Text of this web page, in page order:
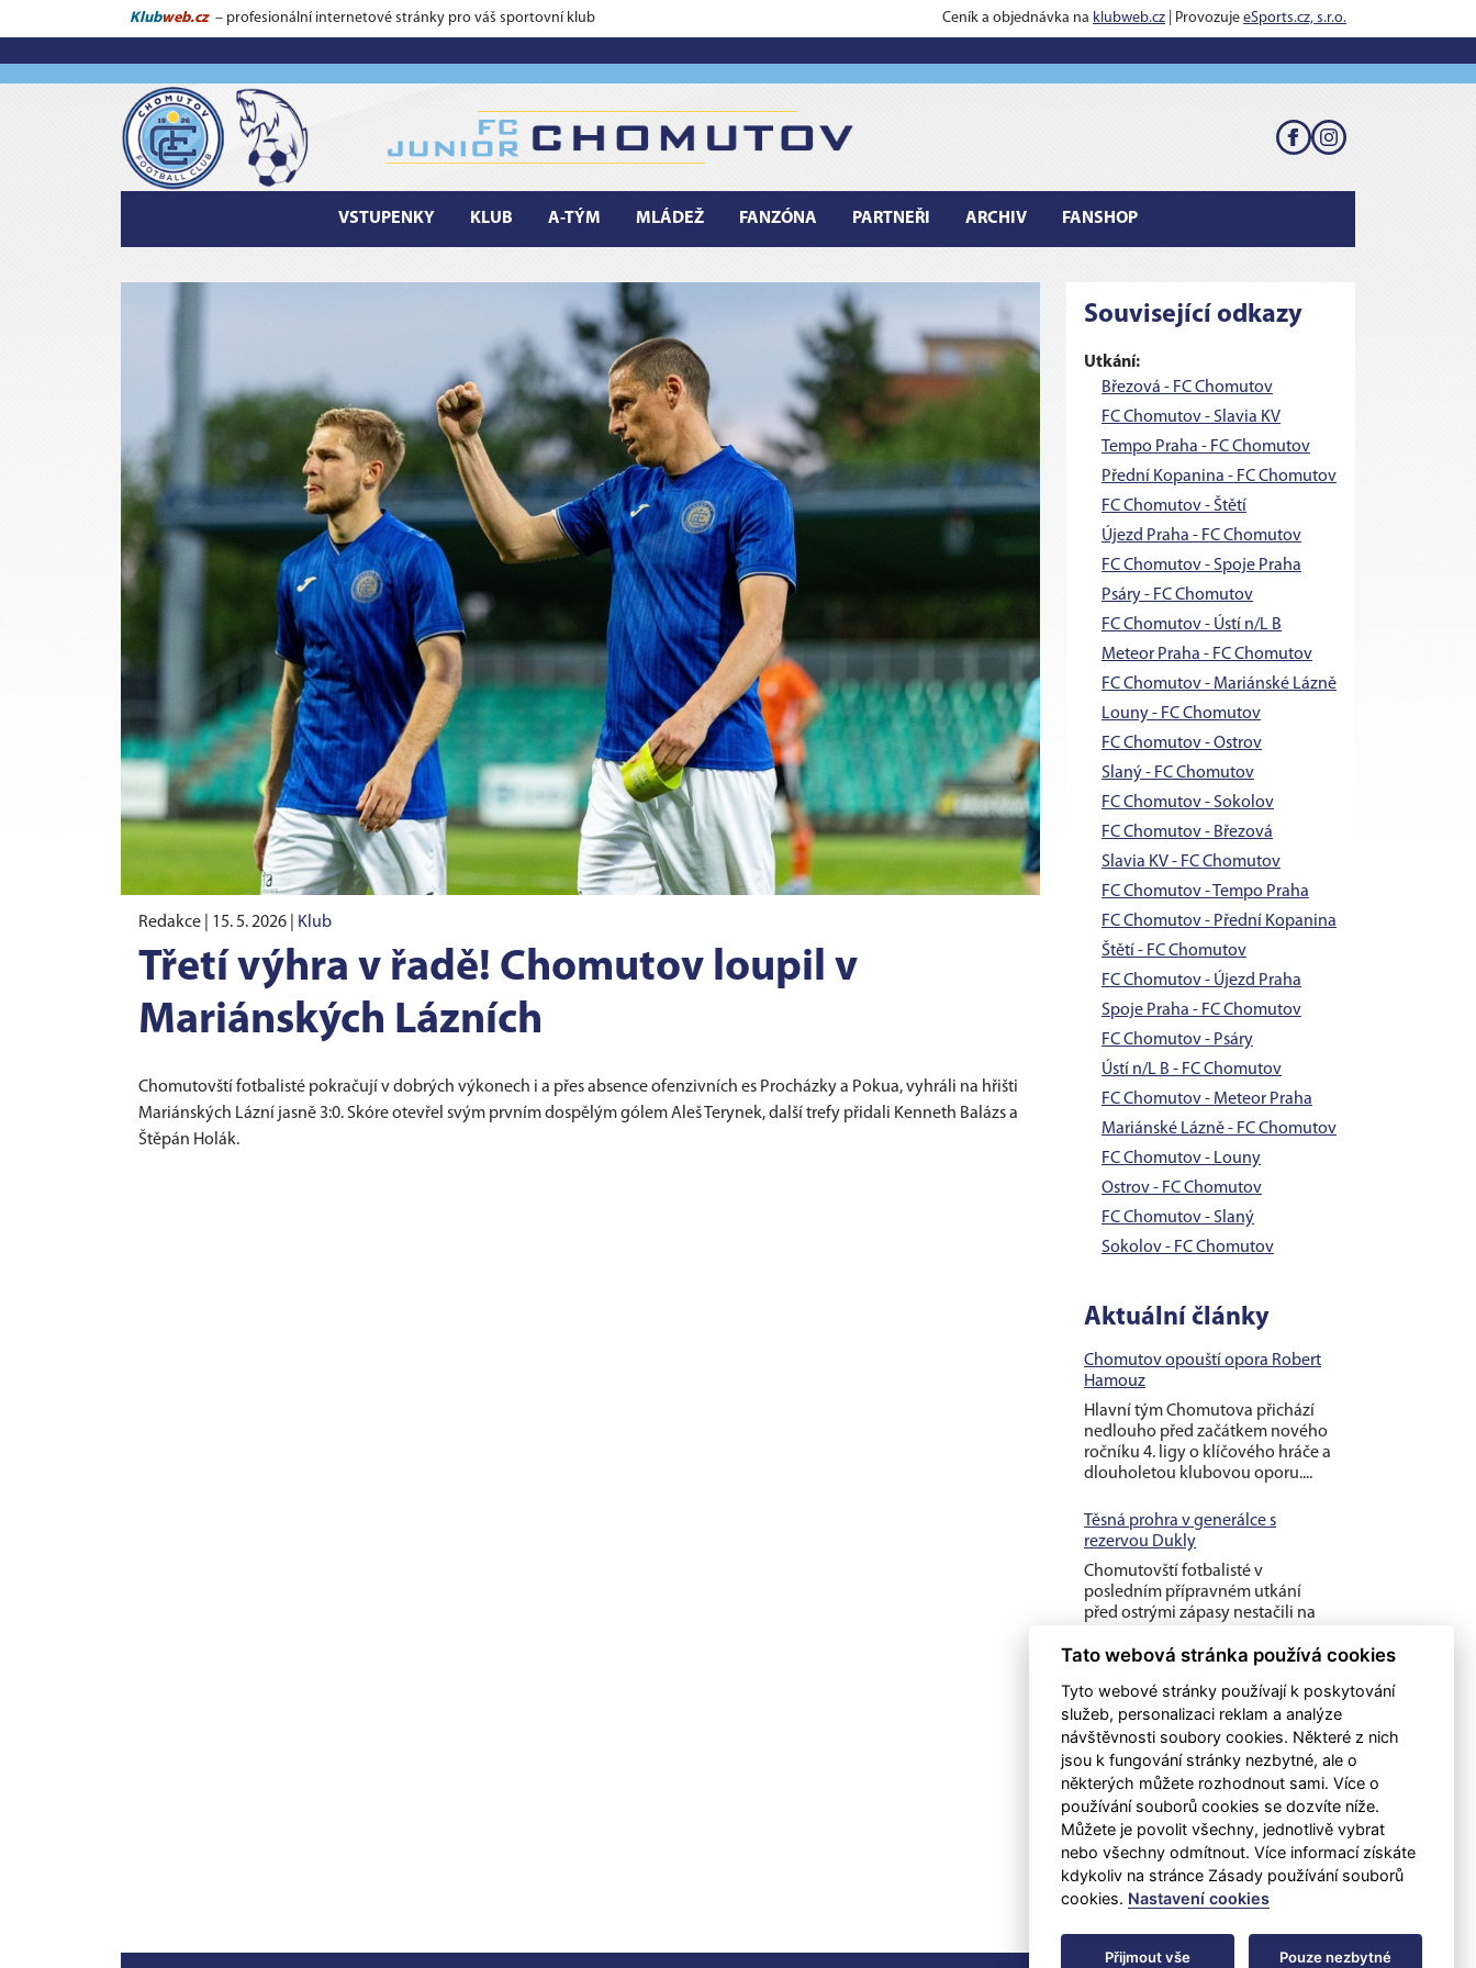
Klubweb.cz – profesionální internetové stránky pro váš sportovní klub Ceník a objednávka na klubweb.cz | Provozuje eSports.cz, s.r.o.
VSTUPENKY KLUB A-TÝM MLÁDEŽ FANZÓNA PARTNEŘI ARCHIV FANSHOP
Redakce | 15. 5. 2026 Klub
Třetí výhra v řadě! Chomutov loupil v
Mariánských Lázních
Chomutovští fotbalisté pokračují v dobrých výkonech i a přes absence ofenzivních es Procházky a Pokua, vyhráli na hřišti
Mariánských Lázní jasně 3:0. Skóre otevřel svým prvním dospělým gólem Aleš Terynek, další trefy přidali Kenneth Balázs a
Štěpán Holák.
Související odkazy
Utkání:
Březová - FC Chomutov
FC Chomutov - Slavia KV
Tempo Praha - FC Chomutov
Přední Kopanina - FC Chomutov
FC Chomutov - Štětí
Újezd Praha - FC Chomutov
FC Chomutov - Spoje Praha
Psáry - FC Chomutov
FC Chomutov - Ústí n/L B
Meteor Praha - FC Chomutov
FC Chomutov - Mariánské Lázně
Louny - FC Chomutov
FC Chomutov - Ostrov
Slaný - FC Chomutov
FC Chomutov - Sokolov
FC Chomutov - Březová
Slavia KV - FC Chomutov
FC Chomutov - Tempo Praha
FC Chomutov - Přední Kopanina
Štětí - FC Chomutov
FC Chomutov - Újezd Praha
Spoje Praha - FC Chomutov
FC Chomutov - Psáry
Ústí n/L B - FC Chomutov
FC Chomutov - Meteor Praha
Mariánské Lázně - FC Chomutov
FC Chomutov - Louny
Ostrov - FC Chomutov
FC Chomutov - Slaný
Sokolov - FC Chomutov
Aktuální články
Chomutov opouští opora Robert
Hamouz
Hlavní tým Chomutova přichází
nedlouho před začátkem nového
ročníku 4. ligy o klíčového hráče a
dlouholetou klubovou oporu....
Těsná prohra v generálce s
rezervou Dukly
Chomutovští fotbalisté v
posledním přípravném utkání
před ostrými zápasy nestačili na
kterou v...
Ve druhém utkání prohra s
druholigovým Kladnem
Chomutovští fotbalisté už s
kapitánem Vojtěchem Kubíkem a
Filipem Schreinerem, ale ještě bez
Roberta Hamouze či Diega da
Silvy vyzvali...
Tato webová stránka používá cookies
Tyto webové stránky používají k poskytování
služeb, personalizaci reklam a analýze
návštěvnosti soubory cookies. Některé z nich
jsou k fungování stránky nezbytné, ale o
některých můžete rozhodnout sami. Více o
používání souborů cookies se dozvíte níže.
Můžete je povolit všechny, jednotlivě vybrat
nebo všechny odmítnout. Více informací získáte
kdykoliv na stránce Zásady používání souborů
cookies. Nastavení cookies
Přijmout vše Pouze nezbytné